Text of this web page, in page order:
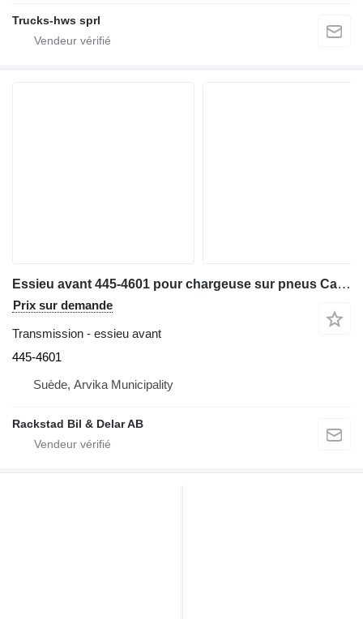
Trucks-hws sprl
Essieu avant 445-4601 pour chargeuse sur pneus Caterpillar 906 H 2
Prix sur demande
Transmission - essieu avant
445-4601
Suède, Arvika Municipality
Rackstad Bil & Delar AB